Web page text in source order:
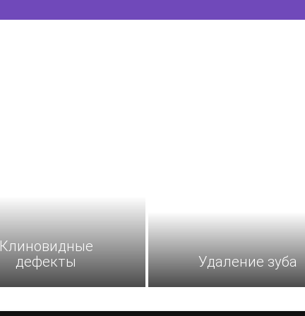
Клиновидные
дефекты
Удаление зуба